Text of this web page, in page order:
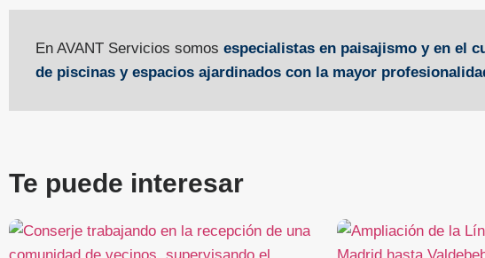
En AVANT Servicios somos especialistas en paisajismo y en el
de piscinas y espacios ajardinados con la mayor
Te puede interesar